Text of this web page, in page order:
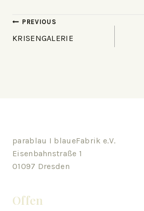
PREVIOUS
KRISENGALERIE
parablau I blaueFabrik e.V.
Eisenbahnstraße 1
01097 Dresden
Offen